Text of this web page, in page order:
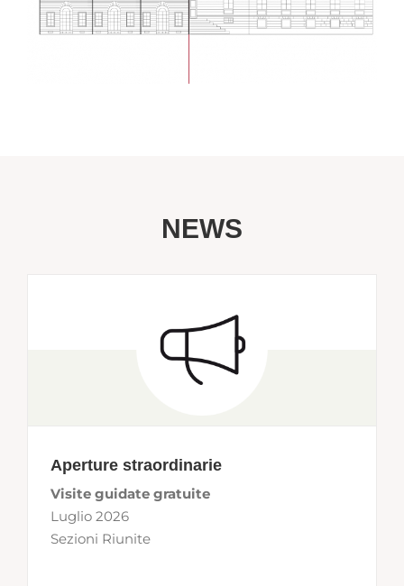
NEWS
Aperture straordinarie
Visite guidate gratuite
Luglio 2026
Sezioni Riunite